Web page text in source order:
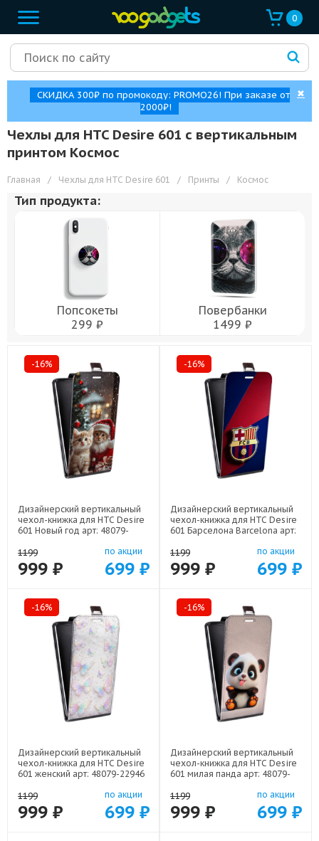
0
СКИДКА 300₽ по промокоду: PROMO26! При заказе от
2000₽!
✖
Чехлы для HTC Desire 601 с вертикальным
принтом Космос
Главная / Чехлы для HTC Desire 601 / Принты / Космос
Тип продукта:
Попсокеты
299 ₽
Повербанки
1499 ₽
-16%
Дизайнерский вертикальный
чехол-книжка для HTC Desire
601 Новый год арт: 48079-
1199
999 ₽
по акции
699 ₽
-16%
Дизайнерский вертикальный
чехол-книжка для HTC Desire
601 Барселона Barcelona арт:
1199
999 ₽
по акции
699 ₽
-16%
Дизайнерский вертикальный
чехол-книжка для HTC Desire
601 женский арт: 48079-22946
1199
999 ₽
по акции
699 ₽
-16%
Дизайнерский вертикальный
чехол-книжка для HTC Desire
601 милая панда арт: 48079-
1199
999 ₽
по акции
699 ₽